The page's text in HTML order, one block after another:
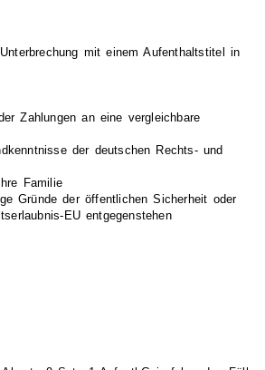
mit einem Aufenthaltstitel in
Zahlungen an eine vergleichbare
der deutschen Rechts- und
Familie
Gründe der öffentlichen Sicherheit oder
EU entgegenstehen